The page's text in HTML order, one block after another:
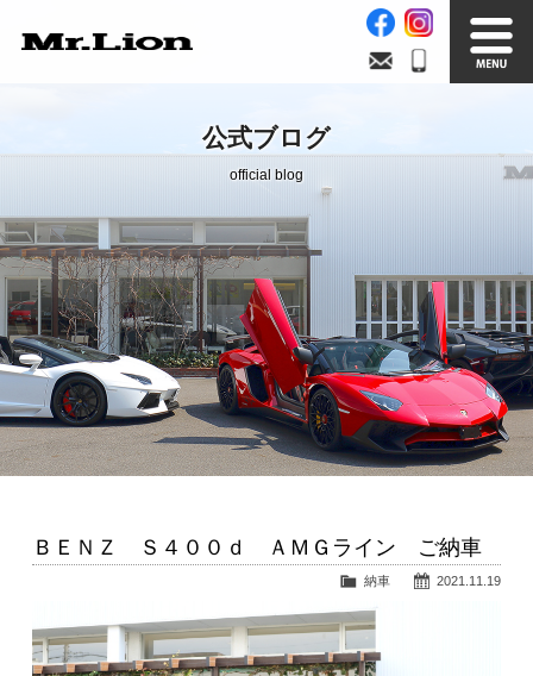
在庫車情報 買取無料査定
Factory
自社工場 サービス案内
Official Blog
公式ブログ
Company info.
会社案内
公式ブログ
official blog
ＢＥＮＺ Ｓ４００ｄ ＡＭＧライン ご納車
2021.11.19
納車